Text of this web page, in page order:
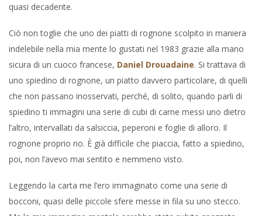
quasi decadente.
Ciò non toglie che uno dei piatti di rognone scolpito in maniera
indelebile nella mia mente lo gustati nel 1983 grazie alla mano
sicura di un cuoco francese, Daniel Drouadaine. Si trattava di
uno spiedino di rognone, un piatto davvero particolare, di quelli
che non passano inosservati, perché, di solito, quando parli di
spiedino ti immagini una serie di cubi di carne messi uno dietro
l’altro, intervallati da salsiccia, peperoni e foglie di alloro. Il
rognone proprio no. È già difficile che piaccia, fatto a spiedino,
poi, non l’avevo mai sentito e nemmeno visto.
Leggendo la carta me l’ero immaginato come una serie di
bocconi, quasi delle piccole sfere messe in fila su uno stecco.